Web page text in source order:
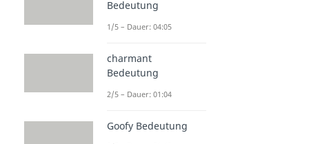
Bedeutung
1/5 – Dauer: 04:05
charmant
Bedeutung
2/5 – Dauer: 01:04
Goofy Bedeutung